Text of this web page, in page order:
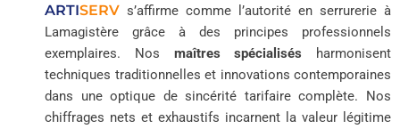
ARTISERV s’affirme comme l’autorité en serrurerie à
Lamagistère grâce à des principes professionnels
exemplaires. Nos maîtres spécialisés harmonisent
techniques traditionnelles et innovations contemporaines
dans une optique de sincérité tarifaire complète. Nos
chiffrages nets et exhaustifs incarnent la valeur légitime